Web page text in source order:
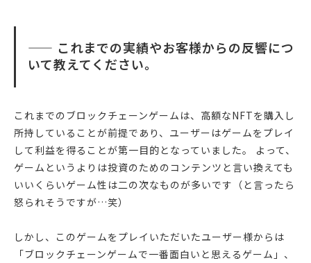
—— これまでの実績やお客様からの反響につ
いて教えてください。
これまでのブロックチェーンゲームは、高額なNFTを購入し
所持していることが前提であり、ユーザーはゲームをプレイ
して利益を得ることが第一目的となっていました。 よって、
ゲームというよりは投資のためのコンテンツと言い換えても
いいくらいゲーム性は二の次なものが多いです（と言ったら
怒られそうですが…笑）
しかし、このゲームをプレイいただいたユーザー様からは
「ブロックチェーンゲームで一番面白いと思えるゲーム」、